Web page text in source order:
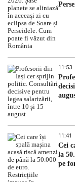
11:53
11:41
Cei
la
pe